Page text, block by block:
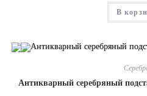
В
Антикварный серебряный